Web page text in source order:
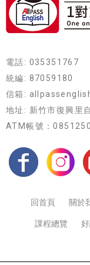
電話: 035351767
統編: 87059180
信箱:
地址: 新竹市復興里
ATM帳號：
回首頁 關於
課程總覽